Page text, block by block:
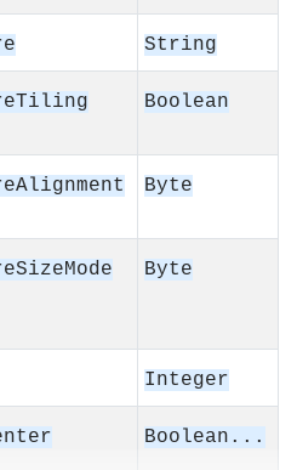
String
Boolean
Byte
Byte
Integer
Boolean...